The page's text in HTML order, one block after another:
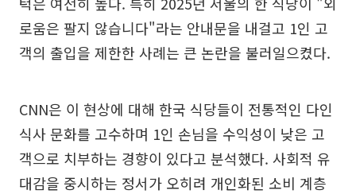
로움은 팔지 않습니다"라는 안내문을 내걸고 1인 고
객의 출입을 제한한 사례는 큰 논란을 불러일으켰다.
CNN은 이 현상에 대해 한국 식당들이 전통적인 다인
식사 문화를 고수하며 1인 손님을 수익성이 낮은 고
객으로 치부하는 경향이 있다고 분석했다. 사회적 유
대감을 중시하는 정서가 오히려 개인화된 소비 계층